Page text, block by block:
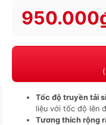
Tốc độ truyền tải
liệu với tốc độ lên
Tương thích rộng